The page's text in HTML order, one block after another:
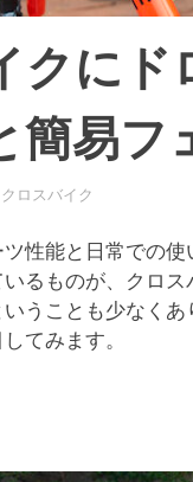
クにド
簡易フ
クロスバイク
性能と日常での
るものが、クロ
うことも少なく
てみます。